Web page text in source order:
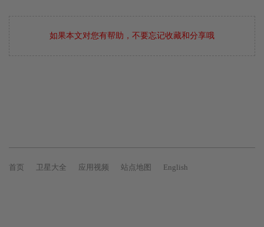
如果本文对您有帮助，不要忘记收藏和分享哦
首页 卫星大全 应用视频 站点地图 English